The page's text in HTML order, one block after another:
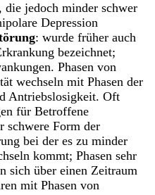
die jedoch minder schwer
Depression
: wurde früher auch
bezeichnet;
Phasen von
wechseln mit Phasen der
Antriebslosigkeit. Oft
für Betroffene
schwere Form der
bei der es zu minder
kommt; Phasen sehr
sich über einen Zeitraum
mit Phasen von